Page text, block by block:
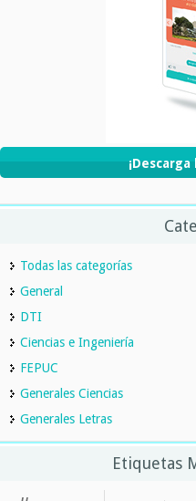
Todas las categorías
General
DTI
Ciencias e Ingeniería
FEPUC
Generales Ciencias
Generales Letras
Etiquetas